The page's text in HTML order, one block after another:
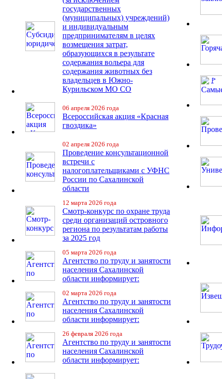
государственных
(муниципальных) учреждений)
и индивидуальным
предпринимателям в целях
возмещения затрат,
образующихся в результате
содержания вольера для
содержания животных без
владельцев в Южно-
Курильском МО СО
06 апреля 2026 года
Всероссийская акция «Красная
гвоздика»
02 апреля 2026 года
Проведение консультационной
встречи с
налогоплательщиками с УФНС
России по Сахалинской
области
12 марта 2026 года
Смотр-конкурс по охране труда
среди организаций островного
региона по результатам работы
за 2025 год
05 марта 2026 года
Агентство по труду и занятости
населения Сахалинской
области информирует:
02 марта 2026 года
Агентство по труду и занятости
населения Сахалинской
области информирует:
26 февраля 2026 года
Агентство по труду и занятости
населения Сахалинской
области информирует: